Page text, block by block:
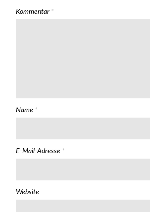
Kommentar *
Name *
E-Mail-Adresse *
Website